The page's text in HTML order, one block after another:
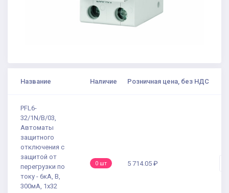
Название Наличие Розничная цена, без НДС
PFL6-
32/1N/B/03,
Автоматы
защитного
отключения с
защитой от
перегрузки по
току - 6кА, B,
300мА, 1x32
0 шт 5 714.05 ₽